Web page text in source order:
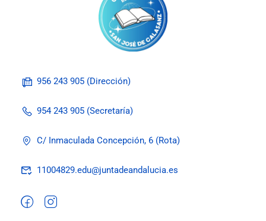
956 243 905 (Dirección)
954 243 905 (Secretaría)
C/ Inmaculada Concepción, 6 (Rota)
11004829.edu@juntadeandalucia.es